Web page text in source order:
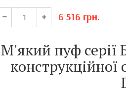
6 516 грн.
М'який пуф серії
конструкційної